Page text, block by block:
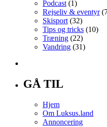
Podcast (1)
Rejseliv & eventyr
Skisport (32)
Tips og tricks (10)
Træning (22)
Vandring (31)
GÅ TIL
Hjem
Om Luksus.land
Annoncering